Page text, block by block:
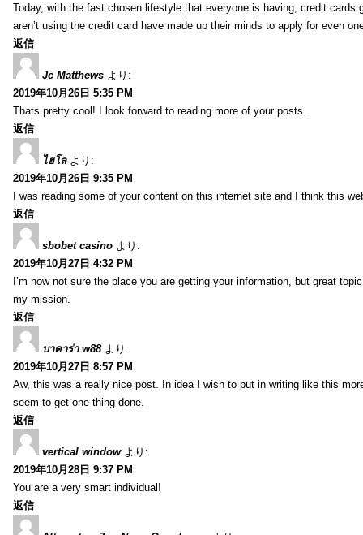
Today, with the fast chosen lifestyle that everyone is having, credit
aren’t using the credit card have made up their minds to apply for even
返信
Jc Matthews より:
2019年10月26日 5:35 PM
Thats pretty cool! I look forward to reading more of your posts.
返信
ไฮโล より:
2019年10月26日 9:35 PM
I was reading some of your content on this internet site and I think this
返信
sbobet casino より:
2019年10月27日 4:32 PM
I’m now not sure the place you are getting your information, but great
my mission.
返信
บาคาร่า w88 より:
2019年10月27日 8:57 PM
Aw, this was a really nice post. In idea I wish to put in writing like this
seem to get one thing done.
返信
vertical window より:
2019年10月28日 9:37 PM
You are a very smart individual!
返信